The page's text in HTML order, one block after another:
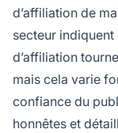
d’affiliation de
secteur
d’affiliation
mais cela varie
confiance du
honnêtes et